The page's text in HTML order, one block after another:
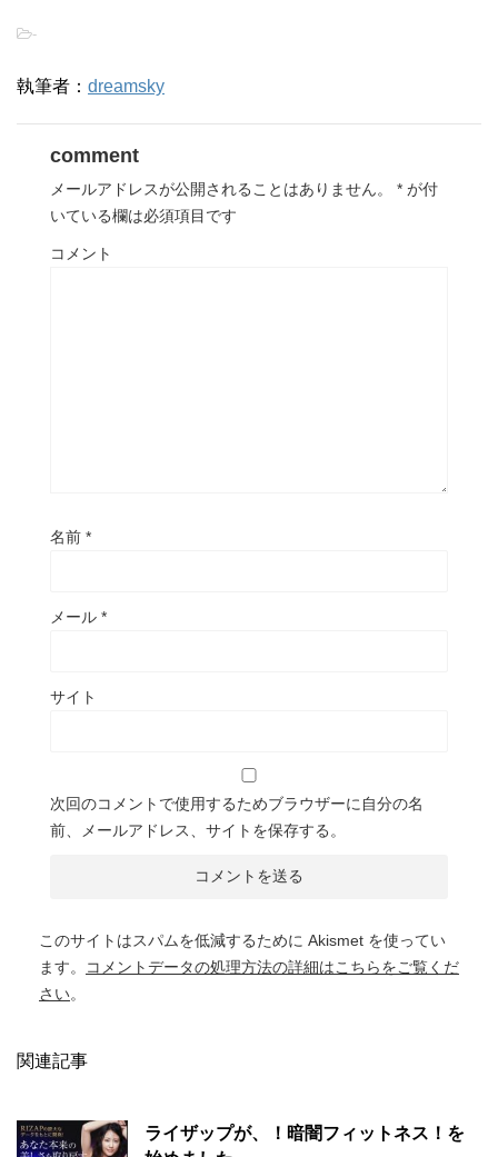
-
執筆者： dreamsky
comment
メールアドレスが公開されることはありません。 * が付
いている欄は必須項目です
コメント
名前 *
メール *
サイト
次回のコメントで使用するためブラウザーに自分の名
前、メールアドレス、サイトを保存する。
このサイトはスパムを低減するために Akismet を使ってい
ます。
コメントデータの処理方法の詳細はこちらをご覧くだ
さい。
関連記事
ライザップが、！暗闇フィットネス！を